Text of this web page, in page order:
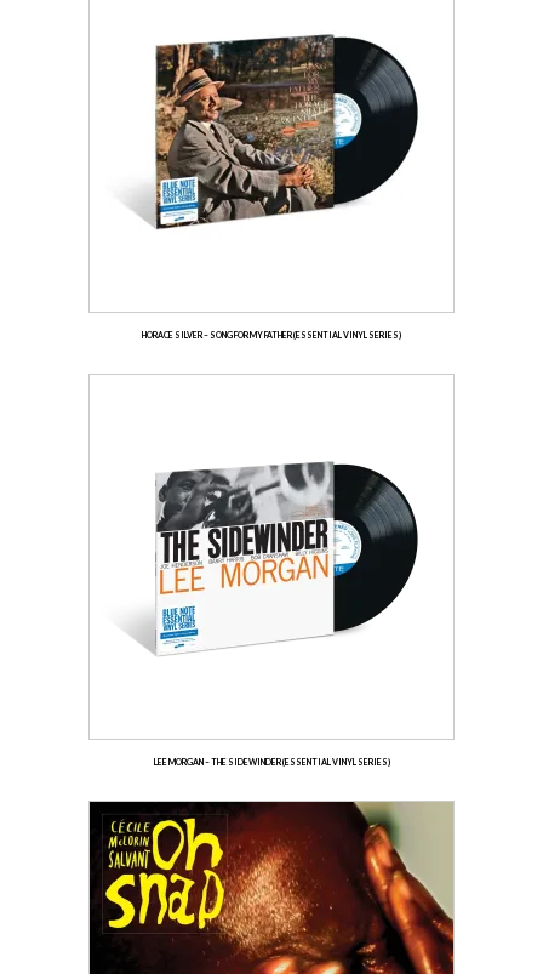
HORACE SILVER – SONG FOR MY FATHER (ESSENTIAL VINYL SERIES)
LEE MORGAN – THE SIDEWINDER (ESSENTIAL VINYL SERIES)